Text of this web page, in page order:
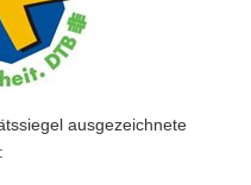
ausgezeichnete